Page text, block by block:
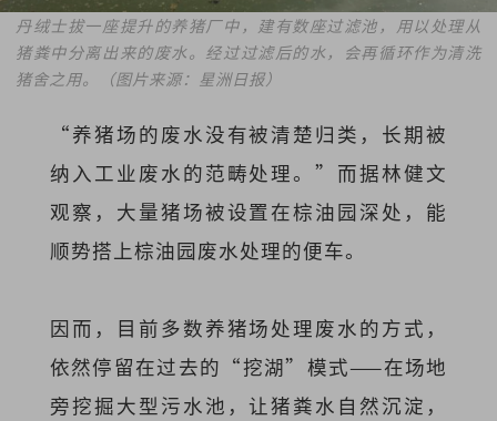
丹绒士拔一座提升的养猪厂中，建有数座过滤池，用以处理从
猪粪中分离出来的废水。经过过滤后的水，会再循环作为清洗
猪舍之用。（图片来源：星洲日报）
“养猪场的废水没有被清楚归类，长期被
纳入工业废水的范畴处理。”而据林健文
观察，大量猪场被设置在棕油园深处，能
顺势搭上棕油园废水处理的便车。
因而，目前多数养猪场处理废水的方式，
依然停留在过去的“挖湖”模式——在场地
旁挖掘大型污水池，让猪粪水自然沉淀，